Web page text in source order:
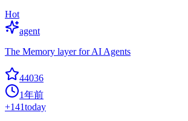
Hot
agent
The Memory layer for AI Agents
44036
1年前
+141today